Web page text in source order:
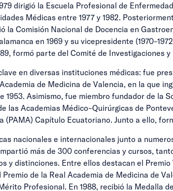
dirigió la Escuela Profesional de
Médicas entre 1977 y 1982.
la Comisión Nacional de Docencia en
en 1969 y su vicepresidente
formó parte del Comité de
en diversas instituciones médicas: fue
de Medicina de Valencia, en la que
Asimismo, fue miembro fundador de la
las Academias Médico–Quirúrgicas de
(PAMA) Capítulo Ecuatoriano. Junto a ello,
nacionales e internacionales junto a
más de 300 conferencias y cursos,
y distinciones. Entre ellos destacan el
de la Real Academia de Medicina de
Profesional. En 1988, recibió la Medalla